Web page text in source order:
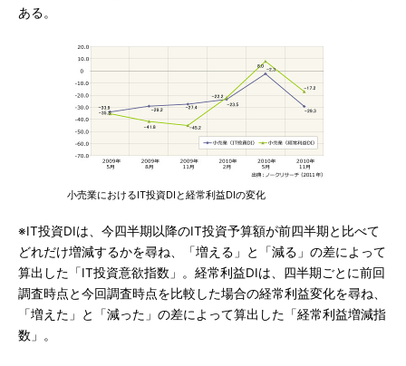
ある。
小売業におけるIT投資DIと経常利益DIの変化
※IT投資DIは、今四半期以降のIT投資予算額が前四半期と比べて
どれだけ増減するかを尋ね、「増える」と「減る」の差によって
算出した「IT投資意欲指数」。経常利益DIは、四半期ごとに前回
調査時点と今回調査時点を比較した場合の経常利益変化を尋ね、
「増えた」と「減った」の差によって算出した「経常利益増減指
数」。